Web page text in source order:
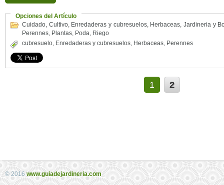
Opciones del Artículo
Cuidado, Cultivo, Enredaderas y cubresuelos, Herbaceas,Jardineria y
Perennes, Plantas, Poda, Riego
cubresuelo, Enredaderas y cubresuelos, Herbaceas, Perennes
1 2
© 2016 www.guiadejardineria.com